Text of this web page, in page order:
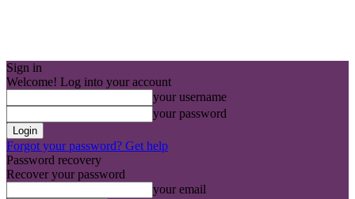
Sign in
Welcome! Log into your account
your username
your password
Forgot your password? Get help
Password recovery
Recover your password
your email